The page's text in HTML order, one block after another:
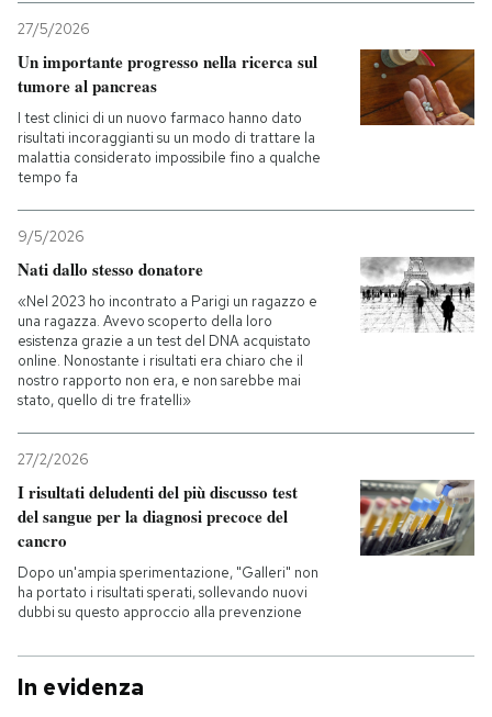
27/5/2026
Un importante progresso nella ricerca sul
tumore al pancreas
I test clinici di un nuovo farmaco hanno dato
risultati incoraggianti su un modo di trattare la
malattia considerato impossibile fino a qualche
tempo fa
9/5/2026
Nati dallo stesso donatore
«Nel 2023 ho incontrato a Parigi un ragazzo e
una ragazza. Avevo scoperto della loro
esistenza grazie a un test del DNA acquistato
online. Nonostante i risultati era chiaro che il
nostro rapporto non era, e non sarebbe mai
stato, quello di tre fratelli»
27/2/2026
I risultati deludenti del più discusso test
del sangue per la diagnosi precoce del
cancro
Dopo un'ampia sperimentazione, "Galleri" non
ha portato i risultati sperati, sollevando nuovi
dubbi su questo approccio alla prevenzione
In evidenza